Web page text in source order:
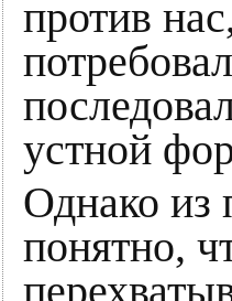
против
устной
Однако из
понятно,